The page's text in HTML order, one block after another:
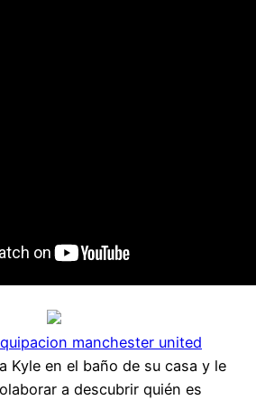
manchester united
Kyle en el baño de su casa y le
a descubrir quién es